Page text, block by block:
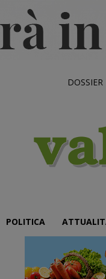
DOSSIER
POLITICA